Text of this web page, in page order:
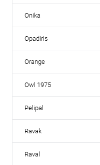
Onika
Opadiris
Orange
Owl 1975
Pelipal
Ravak
Raval